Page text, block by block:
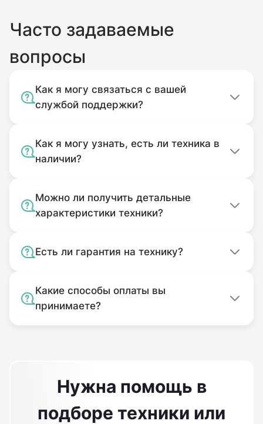
Часто задаваемые
вопросы
Как я могу связаться с вашей
службой поддержки?
Как я могу узнать, есть ли техника в
наличии?
Можно ли получить детальные
характеристики техники?
Есть ли гарантия на технику?
Какие способы оплаты вы
принимаете?
Нужна помощь в
подборе техники или